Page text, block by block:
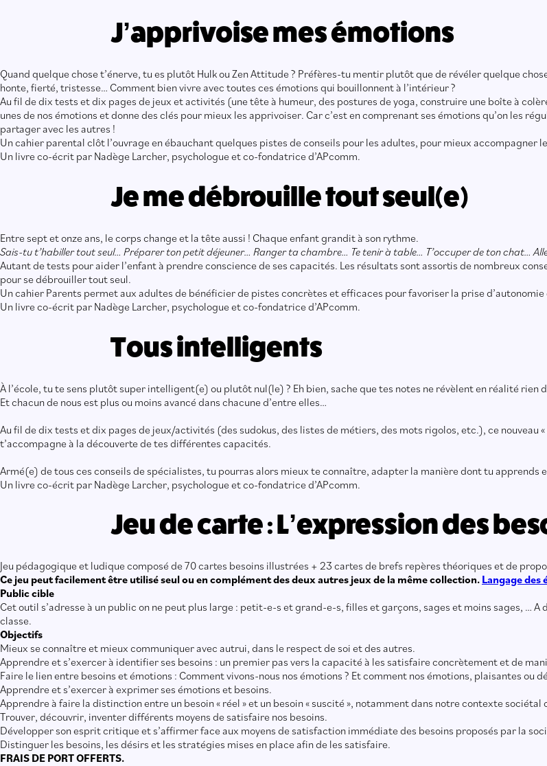
J’apprivoise mes émotions
Quand quelque chose t’énerve, tu es plutôt Hulk ou Zen Attitude ? Préfères-tu mentir plutôt que de révéler quelque
honte, fierté, tristesse… Comment bien vivre avec toutes ces émotions qui bouillonnent à l’intérieur ?
Au fil de dix tests et dix pages de jeux et activités (une tête à humeur, des postures de yoga, construire une boîte à
unes de nos émotions et donne des clés pour mieux les apprivoiser. Car c’est en comprenant ses émotions qu’on les
partager avec les autres !
Un cahier parental clôt l’ouvrage en ébauchant quelques pistes de conseils pour les adultes, pour mieux
Un livre co-écrit par Nadège Larcher, psychologue et co-fondatrice d’APcomm.
Je me débrouille tout seul(e)
Entre sept et onze ans, le corps change et la tête aussi ! Chaque enfant grandit à son rythme.
Sais-tu t’habiller tout seul… Préparer ton petit déjeuner… Ranger ta chambre… Te tenir à table… T’occuper de ton chat…
Autant de tests pour aider l’enfant à prendre conscience de ses capacités. Les résultats sont assortis de nombreux
pour se débrouiller tout seul.
Un cahier Parents permet aux adultes de bénéficier de pistes concrètes et efficaces pour favoriser la prise d’autonomie
Un livre co-écrit par Nadège Larcher, psychologue et co-fondatrice d’APcomm.
Tous intelligents
À l’école, tu te sens plutôt super intelligent(e) ou plutôt nul(le) ? Eh bien, sache que tes notes ne révèlent en réalité rien
Et chacun de nous est plus ou moins avancé dans chacune d’entre elles…
Au fil de dix tests et dix pages de jeux/activités (des sudokus, des listes de métiers, des mots rigolos, etc.), ce nouveau «
t’accompagne à la découverte de tes différentes capacités.
Armé(e) de tous ces conseils de spécialistes, tu pourras alors mieux te connaître, adapter la manière dont tu apprends
Un livre co-écrit par Nadège Larcher, psychologue et co-fondatrice d’APcomm.
Jeu de carte : L’expression des
Jeu pédagogique et ludique composé de 70 cartes besoins illustrées + 23 cartes de brefs repères théoriques et de
Ce jeu peut facilement être utilisé seul ou en complément des deux autres jeux de la même collection. Langage des
Public cible
Cet outil s’adresse à un public on ne peut plus large : petit-e-s et grand-e-s, filles et garçons, sages et moins sages, …
classe.
Objectifs
Mieux se connaître et mieux communiquer avec autrui, dans le respect de soi et des autres.
Apprendre et s’exercer à identifier ses besoins : un premier pas vers la capacité à les satisfaire concrètement et de
Faire le lien entre besoins et émotions : Comment vivons-nous nos émotions ? Et comment nos émotions, plaisantes
Apprendre et s’exercer à exprimer ses émotions et besoins.
Apprendre à faire la distinction entre un besoin « réel » et un besoin « suscité », notamment dans notre contexte sociétal
Trouver, découvrir, inventer différents moyens de satisfaire nos besoins.
Développer son esprit critique et s’affirmer face aux moyens de satisfaction immédiate des besoins proposés par la
Distinguer les besoins, les désirs et les stratégies mises en place afin de les satisfaire.
FRAIS DE PORT OFFERTS.